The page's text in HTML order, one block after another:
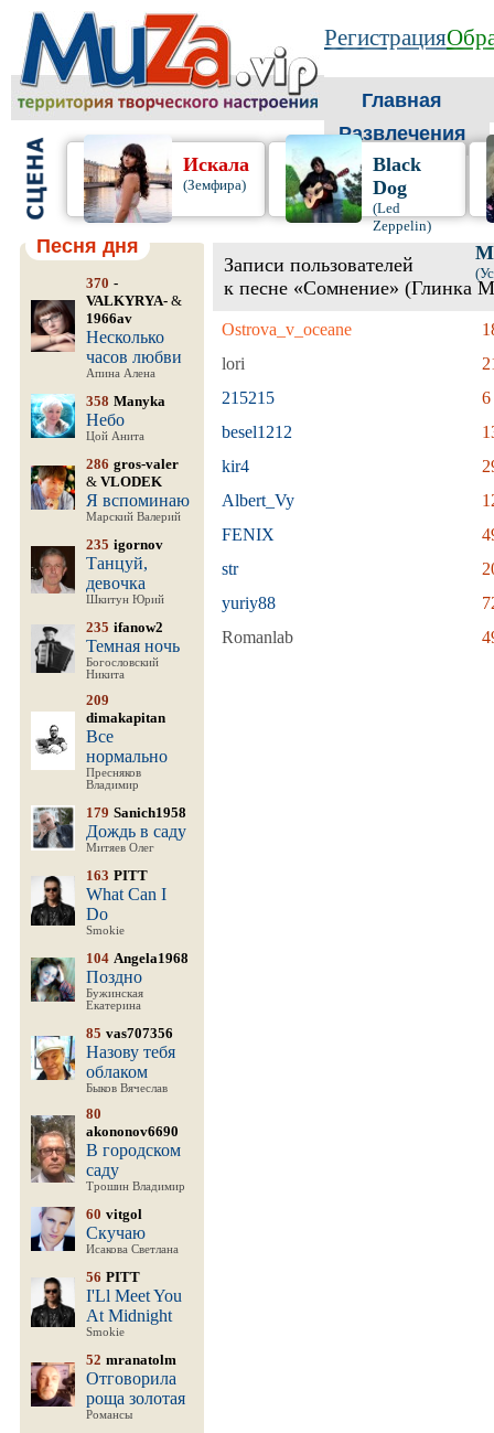
Регистрация
Главная
Развлечения
Искала
(Земфира)
Black
Dog
(Led
Zeppelin)
Песня дня
370 -
VALKYRYA- &
1966av
Несколько
часов любви
Апина Алена
358 Manyka
Небо
Цой Анита
286 gros-valer
& VLODEK
Я вспоминаю
Марский Валерий
235 igornov
Танцуй,
девочка
Шкитун Юрий
235 ifanow2
Темная ночь
Богословский
Никита
209
dimakapitan
Все
нормально
Пресняков
Владимир
179 Sanich1958
Дождь в саду
Митяев Олег
163 PITT
What Can I
Do
Smokie
104 Angela1968
Поздно
Бужинская
Екатерина
85 vas707356
Назову тебя
облаком
Быков Вячеслав
80
akononov6690
В городском
саду
Трошин Владимир
60 vitgol
Скучаю
Исакова Светлана
56 PITT
I'Ll Meet You
At Midnight
Smokie
52 mranatolm
Отговорила
роща золотая
Романсы
Записи пользователей
к песне «Сомнение» (Глинка
Ostrova_v_oceane
lori
215215
6
besel1212
kir4
Albert_Vy
FENIX
str
yuriy88
Romanlab